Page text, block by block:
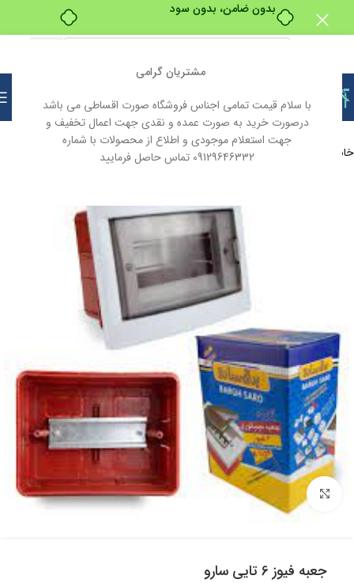
مشتریان گرامی
با سلام قیمت تمامی اجناس فروشگاه صورت اقساطی می باشد
درصورت خرید به صورت عمده و نقدی جهت اعمال تخفیف و
جهت استعلام موجودی و اطلاع از محصولات با شماره
09129646332 تماس حاصل فرمایید
بدون ضامن، بدون سود
خانه لوازم الکتریکی ( صنعتی و روشنایی ) جعبه فیوز
بزرگنمایی تصویر
جعبه فیوز 6 تایی سارو